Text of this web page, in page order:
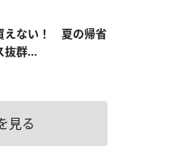
えない！ 夏の帰省
抜群...
見る